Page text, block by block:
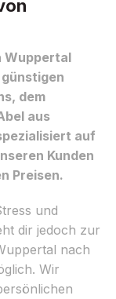
Wuppertal
dem
aus
auf
Kunden
Preisen.
und
dir jedoch zur
nach
Wir